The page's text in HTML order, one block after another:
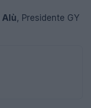
Alù, Presidente GY